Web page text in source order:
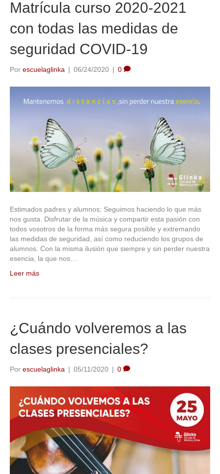
Matrícula curso 2020-2021
con todas las medidas de
seguridad COVID-19
Por escuelaglinka | 06/24/2020 | 0
Estimados padres y alumnos; Seguimos haciendo lo que más
nos gusta. Disfrutar de la música y compartir esta pasión con
todos vosotros de la forma más segura posible y extremando
las medidas de seguridad, así como reduciendo los grupos de
alumnos. Con la misma ilusión que siempre y sin perder nuestra
esencia, la que nos…
Leer más
¿Cuándo volveremos a las
clases presenciales?
Por escuelaglinka | 05/11/2020 | 0